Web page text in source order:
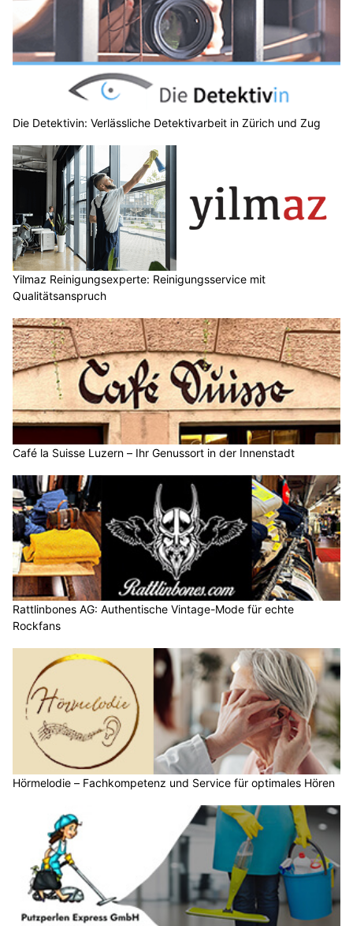
Die Detektivin: Verlässliche Detektivarbeit in Zürich und Zug
Yilmaz Reinigungsexperte: Reinigungsservice mit
Qualitätsanspruch
Café la Suisse Luzern – Ihr Genussort in der Innenstadt
Rattlinbones AG: Authentische Vintage-Mode für echte
Rockfans
Hörmelodie – Fachkompetenz und Service für optimales Hören